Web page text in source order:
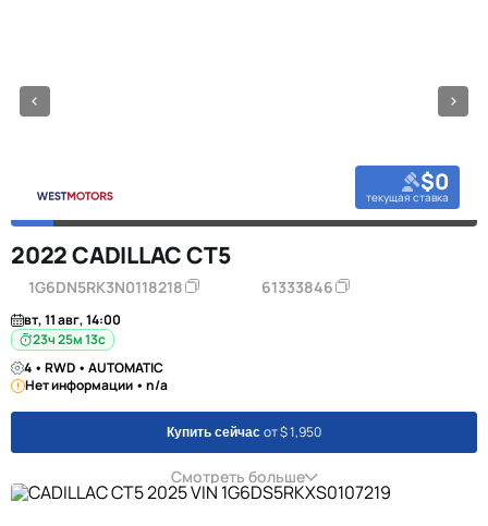
$0
текущая ставка
2022 CADILLAC CT5
1G6DN5RK3N0118218 61333846
вт, 11 авг, 14:00
23ч 25м 12с
4 • RWD • AUTOMATIC
Нет информации • n/a
Купить сейчас от $ 1,950
Смотреть больше